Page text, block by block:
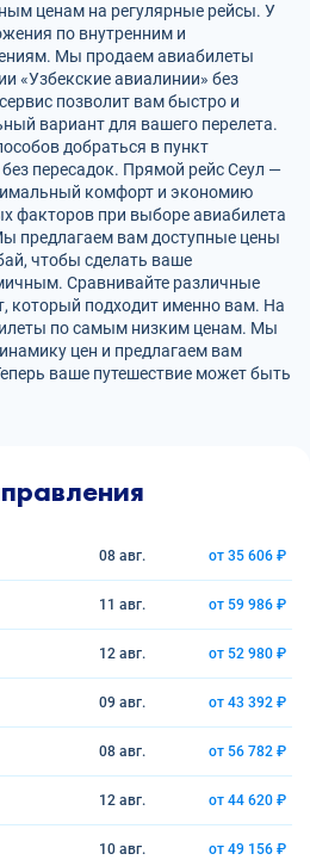
ценам на регулярные рейсы. У
по внутренним и
Мы продаем авиабилеты
«Узбекские авиалинии» без
позволит вам быстро и
вариант для вашего перелета.
добраться в пункт
пересадок. Прямой рейс Сеул —
комфорт и экономию
факторов при выборе авиабилета
предлагаем вам доступные цены
чтобы сделать ваше
Сравнивайте различные
который подходит именно вам. На
по самым низким ценам. Мы
цен и предлагаем вам
ваше путешествие может быть
08 авг. от 35 606 ₽
11 авг. от 59 986 ₽
12 авг. от 52 980 ₽
09 авг. от 43 392 ₽
08 авг. от 56 782 ₽
12 авг. от 44 620 ₽
10 авг. от 49 156 ₽